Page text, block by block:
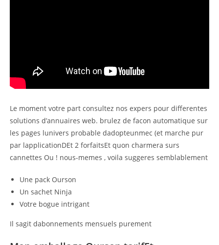
Le moment votre part consultez nos expers pour differentes
solutions d’annuaires web. brulez de facon automatique sur
les pages lunivers probable dadopteunmec (et marche pur
par lapplicationDEt 2 forfaitsEt quon charmera surs
cannettes Ou ! nous-memes , voila suggeres semblablement
Une pack Ourson
Un sachet Ninja
Votre bogue intrigant
Il sagit dabonnements mensuels purement